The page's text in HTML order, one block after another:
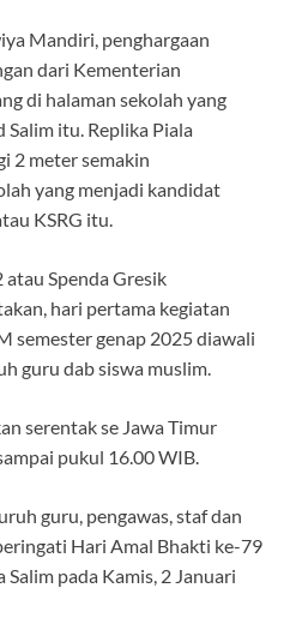
Mandiri, penghargaan
dari Kementerian
di halaman sekolah yang
itu. Replika Piala
2 meter semakin
yang menjadi kandidat
KSRG itu.
atau Spenda Gresik
hari pertama kegiatan
semester genap 2025 diawali
guru dab siswa muslim.
serentak se Jawa Timur
pukul 16.00 WIB.
guru, pengawas, staf dan
Hari Amal Bhakti ke-79
Salim pada Kamis, 2 Januari